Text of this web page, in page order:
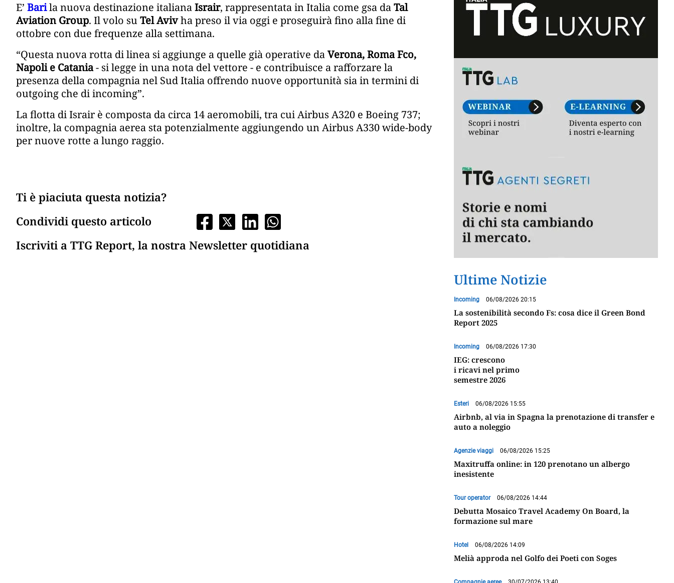
E’ Barila nuova destinazione italianaIsrair, rappresentata in Italia come gsa daTal
Aviation Group. Il volo suTel Avivha preso il via oggi e proseguirà fino alla fine di
ottobre con due frequenze alla settimana.
“Questa nuova rotta di linea si aggiunge a quelle già operative daVerona, Roma Fco,
Napoli e Catania- si legge in una nota del vettore - e contribuisce a rafforzare la
presenza della compagnia nel Sud Italia offrendo nuove opportunità sia in termini di
outgoing che di incoming”.
La flotta di Israir è composta da circa 14 aeromobili, tra cui Airbus A320 e Boeing 737;
inoltre, la compagnia aerea sta potenzialmente aggiungendo un Airbus A330 wide-body
per nuove rotte a lungo raggio.
Ti è piaciuta questa notizia?
Condividi questo articolo
Iscriviti a TTG Report, la nostra Newsletter quotidiana
Ultime Notizie
Incoming 06/08/2026 20:15
La sostenibilità secondo Fs: cosa dice il Green Bond
Report 2025
Incoming 06/08/2026 17:30
IEG: crescono
i ricavi nel primo
semestre 2026
Esteri 06/08/2026 15:55
Airbnb, al via in Spagna la prenotazione di transfer e
auto a noleggio
Agenzie viaggi 06/08/2026 15:25
Maxitruffa online: in 120 prenotano un albergo
inesistente
Tour operator 06/08/2026 14:44
Debutta Mosaico Travel Academy On Board, la
formazione sul mare
Hotel 06/08/2026 14:09
Melià approda nel Golfo dei Poeti con Soges